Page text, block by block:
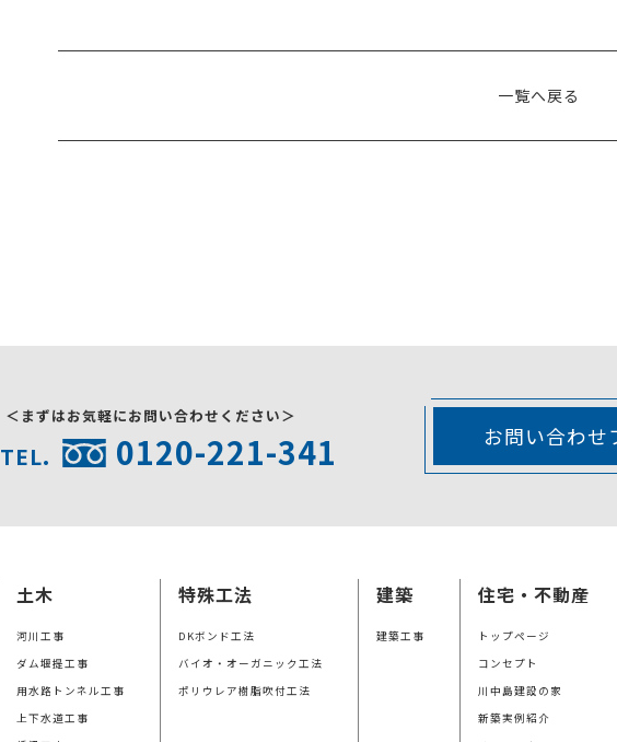
一覧へ戻る
＜まずはお気軽にお問い合わせください＞
TEL. 0120-221-341 お問い合わせ
土木
河川工事
ダム堰提工事
用水路トンネル工事
上下水道工事
特殊工法
DKボンド工法
バイオ・オーガニック工法
ポリウレア樹脂吹付工法
建築
建築工事
住宅・不動産
トップページ
コンセプト
川中島建設の家
新築実例紹介